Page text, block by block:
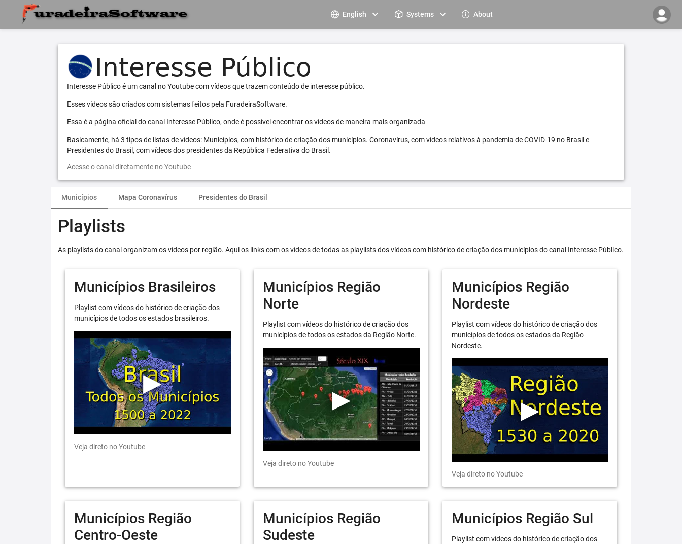
English Systems About
Interesse Público é um canal no Youtube com vídeos que trazem conteúdo de interesse público.
Esses vídeos são criados com sistemas feitos pela FuradeiraSoftware.
Essa é a página oficial do canal Interesse Público, onde é possível encontrar os vídeos de maneira mais organizada
Basicamente, há 3 tipos de listas de vídeos: Municípios, com histórico de criação dos municípios. Coronavírus, com vídeos relativos à pandemia de COVID-19 no Brasil e
Presidentes do Brasil, com vídeos dos presidentes da República Federativa do Brasil.
Acesse o canal diretamente no Youtube
Municípios Mapa Coronavírus Presidentes do Brasil
Playlists
As playlists do canal organizam os vídeos por região. Aqui os links com os vídeos de todas as playlists dos vídeos com histórico de criação dos municípios do canal Interesse Público.
Municípios Brasileiros
Playlist com vídeos do histórico de criação dos
municípios de todos os estados brasileiros.
Veja direto no Youtube
Municípios Região
Norte
Playlist com vídeos do histórico de criação dos
municípios de todos os estados da Região Norte.
Veja direto no Youtube
Municípios Região
Nordeste
Playlist com vídeos do histórico de criação dos
municípios de todos os estados da Região
Nordeste.
Veja direto no Youtube
Municípios Região
Centro-Oeste
Municípios Região
Sudeste
Municípios Região Sul
Playlist com vídeos do histórico de criação dos